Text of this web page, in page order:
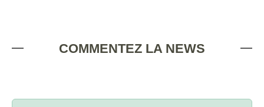
COMMENTEZ LA NEWS